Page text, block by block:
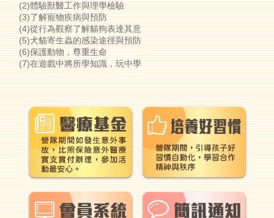
(2)體驗獸醫工作與理學檢驗
(3)了解寵物疾病與預防
(4)從行為觀察了解貓狗表達其意
(5)犬貓寄生蟲的感染途徑與預防
(6)保護動物，尊重生命
(7)在遊戲中將所學知識，玩中學